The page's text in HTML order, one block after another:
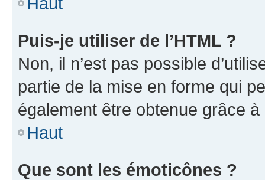
Puis-je utiliser de l’HTML ?
Non, il n’est pas possible
partie de la mise en forme qui
également être obtenue grâce à
Haut
Que sont les émoticônes ?